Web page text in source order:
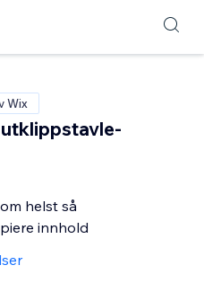
Wix
helst så
innhold